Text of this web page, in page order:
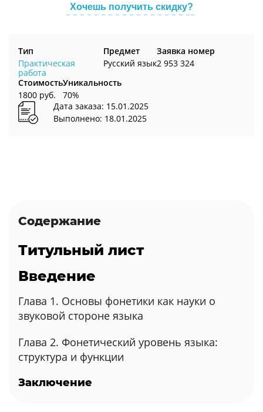
Хочешь получить скидку?
Тип
Практическая
работа
Предмет
Русский язык
Заявка номер
2 953 324
Стоимость
1800 руб.
Уникальность
70%
Дата заказа: 15.01.2025
Выполнено: 18.01.2025
Содержание
Титульный лист
Введение
Глава 1. Основы фонетики как науки о
звуковой стороне языка
Глава 2. Фонетический уровень языка:
структура и функции
Заключение